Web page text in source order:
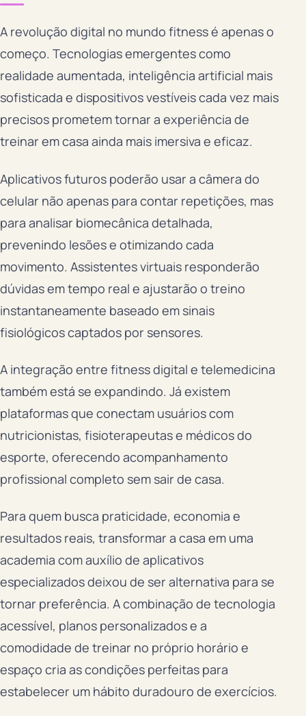
A revolução digital no mundo fitness é apenas o
começo. Tecnologias emergentes como
realidade aumentada, inteligência artificial mais
sofisticada e dispositivos vestíveis cada vez mais
precisos prometem tornar a experiência de
treinar em casa ainda mais imersiva e eficaz.
Aplicativos futuros poderão usar a câmera do
celular não apenas para contar repetições, mas
para analisar biomecânica detalhada,
prevenindo lesões e otimizando cada
movimento. Assistentes virtuais responderão
dúvidas em tempo real e ajustarão o treino
instantaneamente baseado em sinais
fisiológicos captados por sensores.
A integração entre fitness digital e telemedicina
também está se expandindo. Já existem
plataformas que conectam usuários com
nutricionistas, fisioterapeutas e médicos do
esporte, oferecendo acompanhamento
profissional completo sem sair de casa.
Para quem busca praticidade, economia e
resultados reais, transformar a casa em uma
academia com auxílio de aplicativos
especializados deixou de ser alternativa para se
tornar preferência. A combinação de tecnologia
acessível, planos personalizados e a
comodidade de treinar no próprio horário e
espaço cria as condições perfeitas para
estabelecer um hábito duradouro de exercícios.